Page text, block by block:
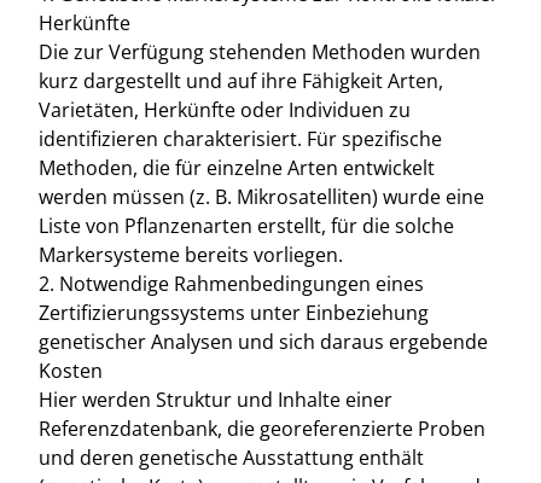
Herkünfte
Die zur Verfügung stehenden Methoden wurden
kurz dargestellt und auf ihre Fähigkeit Arten,
Varietäten, Herkünfte oder Individuen zu
identifizieren charakterisiert. Für spezifische
Methoden, die für einzelne Arten entwickelt
werden müssen (z. B. Mikrosatelliten) wurde eine
Liste von Pflanzenarten erstellt, für die solche
Markersysteme bereits vorliegen.
2. Notwendige Rahmenbedingungen eines
Zertifizierungssystems unter Einbeziehung
genetischer Analysen und sich daraus ergebende
Kosten
Hier werden Struktur und Inhalte einer
Referenzdatenbank, die georeferenzierte Proben
und deren genetische Ausstattung enthält